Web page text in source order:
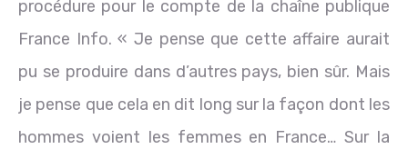
procédure pour le compte de la chaîne publique
France Info. « Je pense que cette affaire aurait
pu se produire dans d’autres pays, bien sûr. Mais
je pense que cela en dit long sur la façon dont les
hommes voient les femmes en France… Sur la